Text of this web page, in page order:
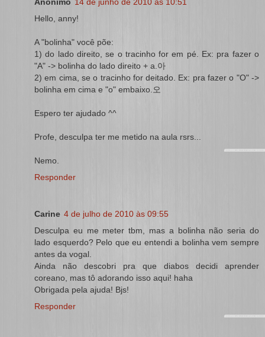
Hello, anny!
A "bolinha" você põe:
1) do lado direito, se o tracinho for em pé. Ex: pra fazer o
"A" -> bolinha do lado direito + a.아
2) em cima, se o tracinho for deitado. Ex: pra fazer o "O" ->
bolinha em cima e "o" embaixo.오
Espero ter ajudado ^^
Profe, desculpa ter me metido na aula rsrs...
Nemo.
Responder
Carine 4 de julho de 2010 às 09:55
Desculpa eu me meter tbm, mas a bolinha não seria do
lado esquerdo? Pelo que eu entendi a bolinha vem sempre
antes da vogal.
Ainda não descobri pra que diabos decidi aprender
coreano, mas tô adorando isso aqui! haha
Obrigada pela ajuda! Bjs!
Responder